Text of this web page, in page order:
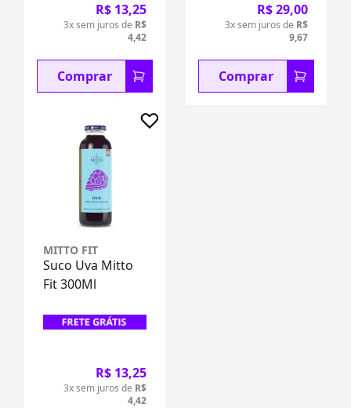
R$ 13,25
3x sem juros de R$
4,42
Comprar
R$ 29,00
3x sem juros de R$
9,67
Comprar
MITTO FIT
Suco Uva Mitto
Fit 300Ml
R$ 13,25
3x sem juros de R$
4,42